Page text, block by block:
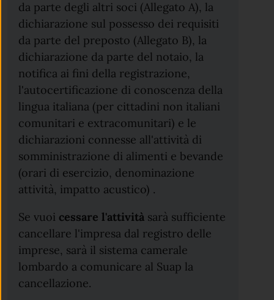
da parte degli altri soci (Allegato A), la
dichiarazione sul possesso dei requisiti
da parte del preposto (Allegato B), la
dichiarazione da parte del notaio, la
notifica ai fini della registrazione,
l'autocertificazione di conoscenza della
lingua italiana (per cittadini non italiani
comunitari e extracomunitari) e le
dichiarazioni connesse all'attività di
somministrazione di alimenti e bevande
(orari di esercizio, denominazione
attività, impatto acustico) .
Se vuoi cessare l'attività sarà sufficiente
cancellare l'impresa dal registro delle
imprese, sarà il sistema camerale
lombardo a comunicare al Suap la
cancellazione.